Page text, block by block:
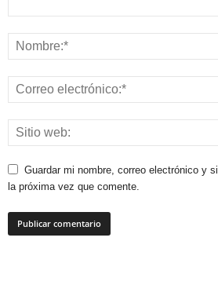
Guardar mi nombre, correo electrónico y
la próxima vez que comente.